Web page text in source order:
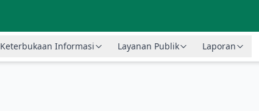
Keterbukaan Informasi Layanan Publik Laporan